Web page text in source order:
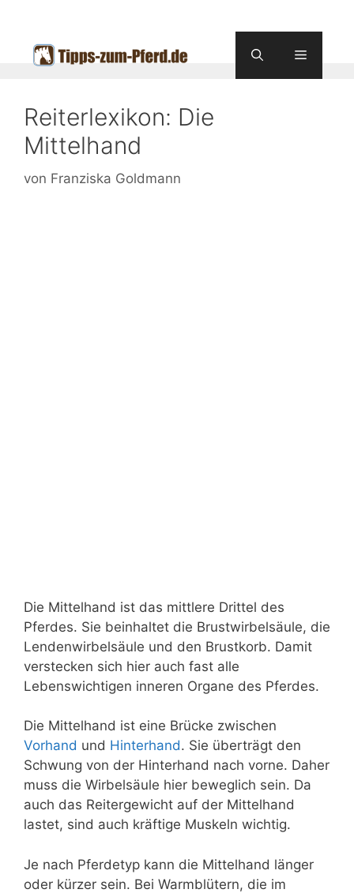
springen
Menü
Reiterlexikon: Die
Mittelhand
von Franziska Goldmann
Die Mittelhand ist das mittlere Drittel des
Pferdes. Sie beinhaltet die Brustwirbelsäule, die
Lendenwirbelsäule und den Brustkorb. Damit
verstecken sich hier auch fast alle
Lebenswichtigen inneren Organe des Pferdes.
Die Mittelhand ist eine Brücke zwischen
Vorhand und Hinterhand. Sie überträgt den
Schwung von der Hinterhand nach vorne. Daher
muss die Wirbelsäule hier beweglich sein. Da
auch das Reitergewicht auf der Mittelhand
lastet, sind auch kräftige Muskeln wichtig.
Je nach Pferdetyp kann die Mittelhand länger
oder kürzer sein. Bei Warmblütern, die im